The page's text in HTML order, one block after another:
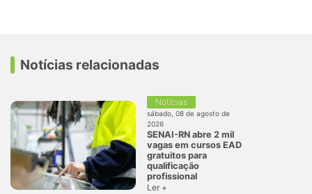
Notícias relacionadas
Notícias
sábado, 08 de agosto de
2026
SENAI-RN abre 2 mil
vagas em cursos EAD
gratuitos para
qualificação
profissional
Ler +